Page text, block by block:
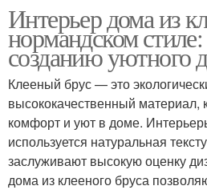
Интерьер дома из
нормандском
созданию уютного
Клееный брус — это
высококачественный материал,
комфорт и уют в доме.
используется натуральная
заслуживают высокую оценку
дома из клееного бруса